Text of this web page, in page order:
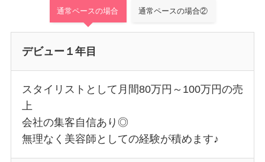
通常ペースの場合 通常ペースの場合②
デビュー１年目
スタイリストとして月間80万円～100万円の売
上
会社の集客自信あり◎
無理なく美容師としての経験が積めます♪